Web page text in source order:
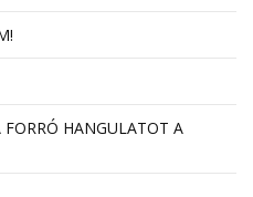
HANGULATOT A